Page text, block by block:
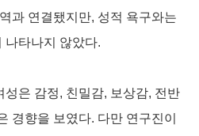
과 연결됐지만, 성적 욕구와는
나타나지 않았다.
은 감정, 친밀감, 보상감, 전반
경향을 보였다. 다만 연구진이